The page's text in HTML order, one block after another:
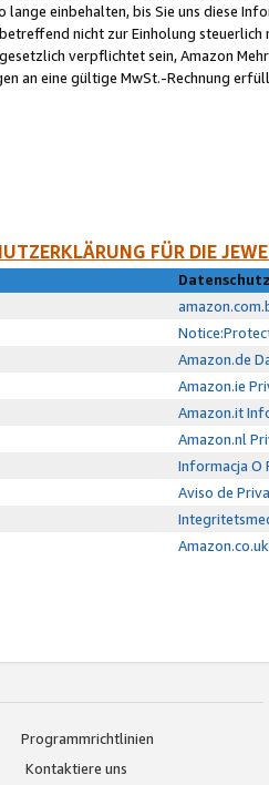
lange einbehalten, bis Sie uns diese
nicht zur Einholung
verpflichtet sein, Amazon
an eine gültige MwSt.-Rechnung
FÜR DIE
Amazon.de
Amazon.ie
Amazon.it
Amazon.nl
Informacja O
Aviso de
Programmrichtlinien
Kontaktiere uns